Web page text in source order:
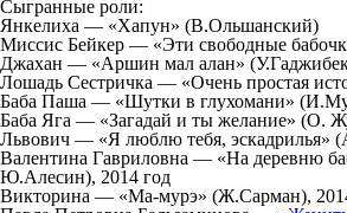
Сыгранные роли:
Янкелиха — «Хапун» (В.Ольшанский)
Миссис Бейкер — «Эти свободные
Джахан — «Аршин мал алан»
Лошадь Сестричка — «Очень простая
Баба Паша — «Шутки в глухомани»
Баба Яга — «Загадай и ты желание» (О.
Львович — «Я люблю тебя, эскадрилья»
Валентина Гавриловна — «На деревню
Ю.Алесин), 2014 год
Викторина — «Ма-мурэ» (Ж.Сарман),